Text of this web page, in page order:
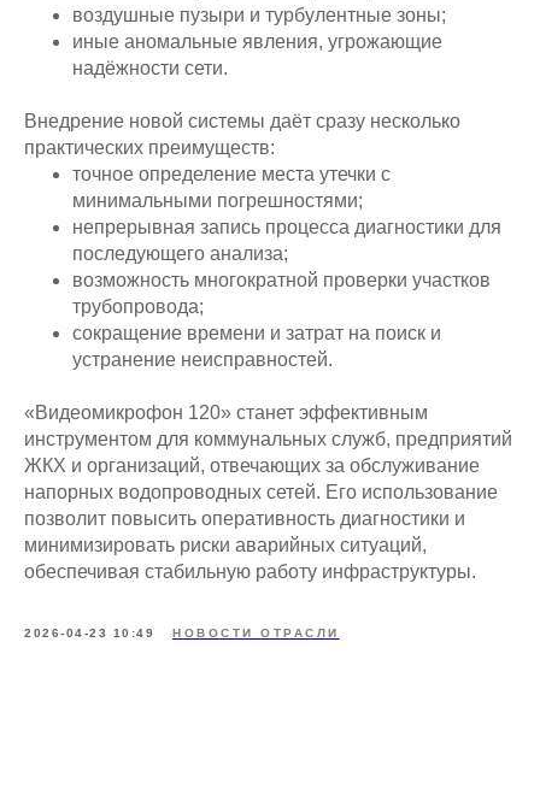
воздушные пузыри и турбулентные зоны;
иные аномальные явления, угрожающие
надёжности сети.
Внедрение новой системы даёт сразу несколько
практических преимуществ:
точное определение места утечки с
минимальными погрешностями;
непрерывная запись процесса диагностики для
последующего анализа;
возможность многократной проверки участков
трубопровода;
сокращение времени и затрат на поиск и
устранение неисправностей.
«Видеомикрофон 120» станет эффективным
инструментом для коммунальных служб, предприятий
ЖКХ и организаций, отвечающих за обслуживание
напорных водопроводных сетей. Его использование
позволит повысить оперативность диагностики и
минимизировать риски аварийных ситуаций,
обеспечивая стабильную работу инфраструктуры.
2026-04-23 10:49 НОВОСТИ ОТРАСЛИ